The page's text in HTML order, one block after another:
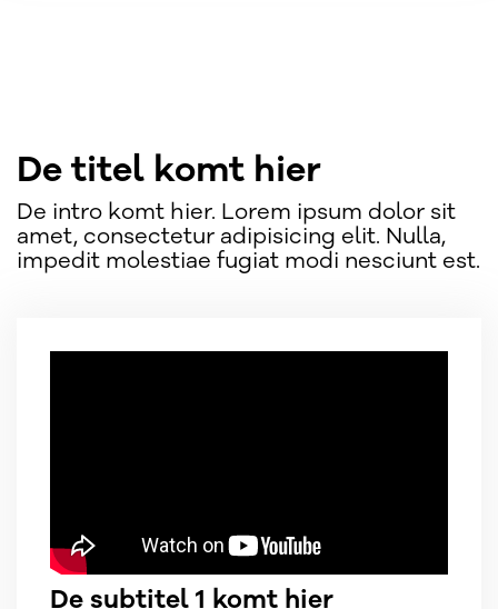
De titel komt hier
De intro komt hier. Lorem ipsum dolor sit
amet, consectetur adipisicing elit. Nulla,
impedit molestiae fugiat modi nesciunt est.
De subtitel 1 komt hier